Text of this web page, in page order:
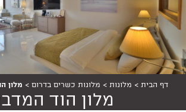
דף הבית > מלונות > מלונות כשרים בדרום > מלון
מלון הוד